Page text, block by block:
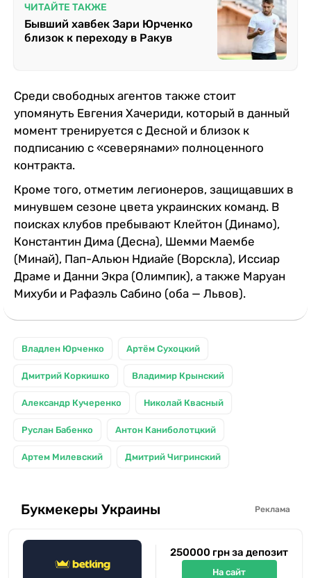
ЧИТАЙТЕ ТАКЖЕ
Бывший хавбек Зари Юрченко
близок к переходу в Ракув
Среди свободных агентов также стоит
упомянуть Евгения Хачериди, который в данный
момент тренируется с Десной и близок к
подписанию с «северянами» полноценного
контракта.
Кроме того, отметим легионеров, защищавших в
минувшем сезоне цвета украинских команд. В
поисках клубов пребывают Клейтон (Динамо),
Константин Дима (Десна), Шемми Маембе
(Минай), Пап-Альюн Ндиайе (Ворскла), Иссиар
Драме и Данни Экра (Олимпик), а также Маруан
Михуби и Рафаэль Сабино (оба — Львов).
Владлен Юрченко Артём Сухоцкий
Дмитрий Коркишко Владимир Крынский
Александр Кучеренко Николай Квасный
Руслан Бабенко Антон Каниболотцкий
Артем Милевский Дмитрий Чигринский
Букмекеры Украины Реклама
250000 грн за депозит
На сайт